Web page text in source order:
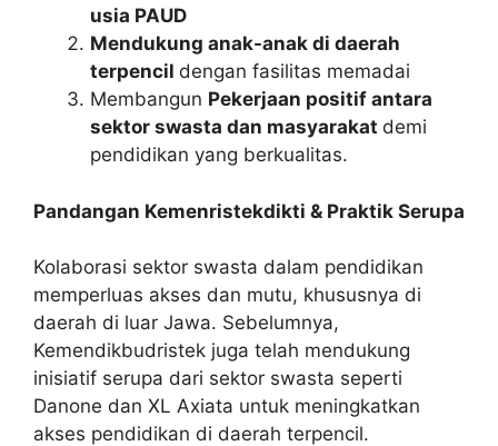
usia PAUD
Mendukung anak-anak di daerah
terpencil dengan fasilitas memadai
Membangun Pekerjaan positif antara
sektor swasta dan masyarakat demi
pendidikan yang berkualitas.
Pandangan Kemenristekdikti & Praktik Serupa
Kolaborasi sektor swasta dalam pendidikan
memperluas akses dan mutu, khususnya di
daerah di luar Jawa. Sebelumnya,
Kemendikbudristek juga telah mendukung
inisiatif serupa dari sektor swasta seperti
Danone dan XL Axiata untuk meningkatkan
akses pendidikan di daerah terpencil.